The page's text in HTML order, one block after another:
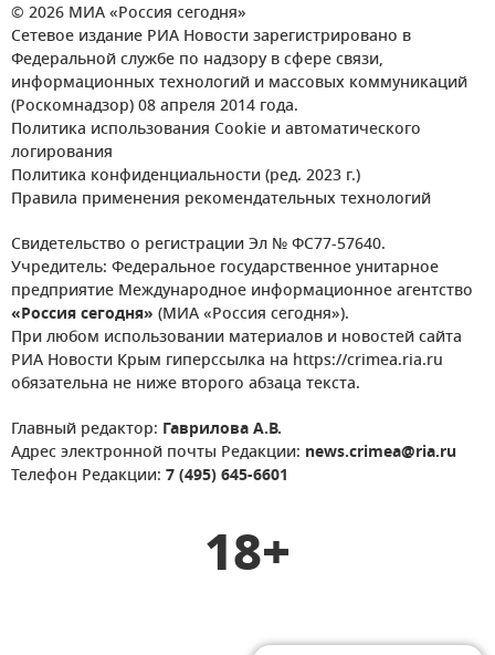
© 2026 МИА «Россия сегодня»
Сетевое издание РИА Новости зарегистрировано в
Федеральной службе по надзору в сфере связи,
информационных технологий и массовых коммуникаций
(Роскомнадзор) 08 апреля 2014 года.
Политика использования Cookie и автоматического
логирования
Политика конфиденциальности (ред. 2023 г.)
Правила применения рекомендательных технологий
Свидетельство о регистрации Эл № ФС77-57640.
Учредитель: Федеральное государственное унитарное
предприятие Международное информационное агентство
«Россия сегодня» (МИА «Россия сегодня»).
При любом использовании материалов и новостей сайта
РИА Новости Крым гиперссылка на https://crimea.ria.ru
обязательна не ниже второго абзаца текста.
Главный редактор: Гаврилова А.В.
Адрес электронной почты Редакции: news.crimea@ria.ru
Телефон Редакции: 7 (495) 645-6601
18+